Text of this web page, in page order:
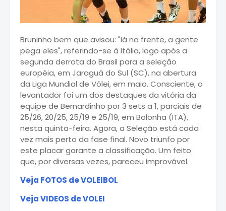
Bruninho bem que avisou: "lá na frente, a gente
pega eles", referindo-se à Itália, logo após a
segunda derrota do Brasil para a seleção
européia, em Jaraguá do Sul (SC), na abertura
da Liga Mundial de Vôlei, em maio. Consciente, o
levantador foi um dos destaques da vitória da
equipe de Bernardinho por 3 sets a 1, parciais de
25/26, 20/25, 25/19 e 25/19, em Bolonha (ITA),
nesta quinta-feira. Agora, a Seleção está cada
vez mais perto da fase final. Novo triunfo por
este placar garante a classificação. Um feito
que, por diversas vezes, pareceu improvável.
Veja FOTOS de VOLEIBOL
Veja VIDEOS de VOLEI